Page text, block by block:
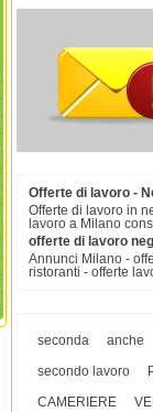
Offerte di lavoro -
Offerte di lavoro in
lavoro a Milano
offerte di lavoro
Annunci Milano -
ristoranti - offerte
seconda anche
secondo lavoro
CAMERIERE